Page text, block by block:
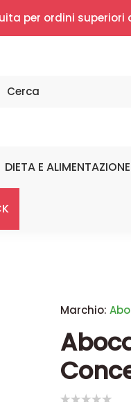
per ordini superiori
DIETA E ALIMENTAZIONE
Marchio: